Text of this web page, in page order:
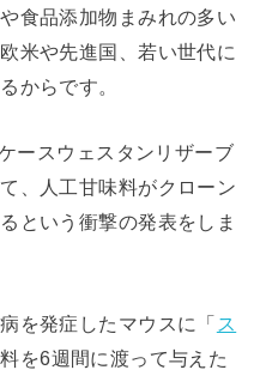
食品添加物まみれの多い
米や先進国、若い世代に
からです。
ースウェスタンリザーブ
、人工甘味料がクローン
という衝撃の発表をしま
を発症したマウスに「 ス
を6週間に渡って与えた